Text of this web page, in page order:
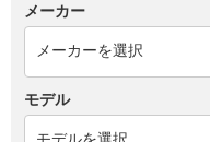
メーカー
モデル